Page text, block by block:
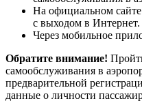
На официальном сайте
с выходом в Интернет.
Через мобильное
Обратите внимание!
самообслуживания в
предварительной
данные о личности